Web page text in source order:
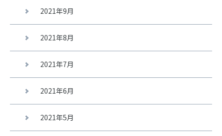
2021年9月
2021年8月
2021年7月
2021年6月
2021年5月